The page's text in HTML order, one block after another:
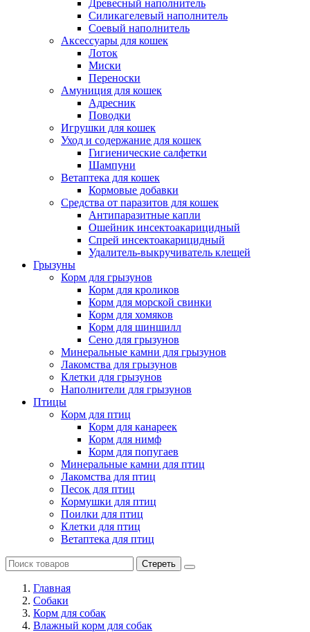
Древесный наполнитель
Силикагелевый наполнитель
Соевый наполнитель
Аксессуары для кошек
Лоток
Миски
Переноски
Амуниция для кошек
Адресник
Поводки
Игрушки для кошек
Уход и содержание для кошек
Гигиенические салфетки
Шампуни
Ветаптека для кошек
Кормовые добавки
Средства от паразитов для кошек
Антипаразитные капли
Ошейник инсектоакарицидный
Спрей инсектоакарицидный
Удалитель-выкручиватель клещей
Грызуны
Корм для грызунов
Корм для кроликов
Корм для морской свинки
Корм для хомяков
Корм для шиншилл
Сено для грызунов
Минеральные камни для грызунов
Лакомства для грызунов
Клетки для грызунов
Наполнители для грызунов
Птицы
Корм для птиц
Корм для канареек
Корм для нимф
Корм для попугаев
Минеральные камни для птиц
Лакомства для птиц
Песок для птиц
Кормушки для птиц
Поилки для птиц
Клетки для птиц
Ветаптека для птиц
Стереть
Главная
Cобаки
Корм для собак
Влажный корм для собак